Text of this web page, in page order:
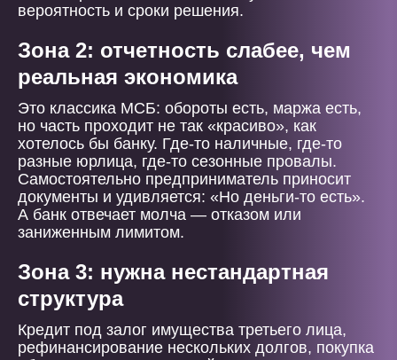
вероятность и сроки решения.
Зона 2: отчетность слабее, чем
реальная экономика
Это классика МСБ: обороты есть, маржа есть,
но часть проходит не так «красиво», как
хотелось бы банку. Где-то наличные, где-то
разные юрлица, где-то сезонные провалы.
Самостоятельно предприниматель приносит
документы и удивляется: «Но деньги-то есть».
А банк отвечает молча — отказом или
заниженным лимитом.
Зона 3: нужна нестандартная
структура
Кредит под залог имущества третьего лица,
рефинансирование нескольких долгов, покупка